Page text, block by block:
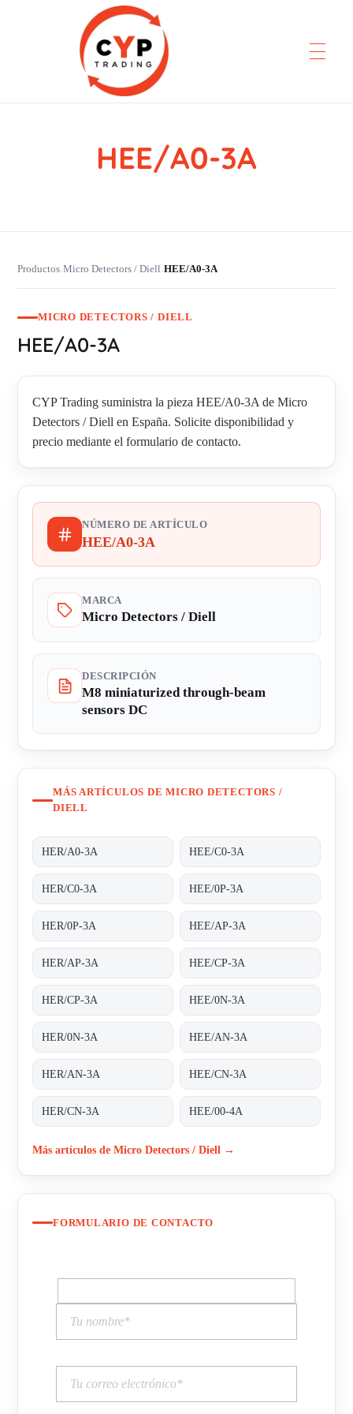
CYP Trading
HEE/A0-3A
Productos›Micro Detectors / Diell›HEE/A0-3A
MICRO DETECTORS / DIELL
HEE/A0-3A
CYP Trading suministra la pieza HEE/A0-3A de Micro
Detectors / Diell en España. Solicite disponibilidad y
precio mediante el formulario de contacto.
NÚMERO DE ARTÍCULO
HEE/A0-3A
MARCA
Micro Detectors / Diell
DESCRIPCIÓN
M8 miniaturized through-beam
sensors DC
MÁS ARTÍCULOS DE MICRO DETECTORS /
DIELL
HER/A0-3A HEE/C0-3A
HER/C0-3A HEE/0P-3A
HER/0P-3A HEE/AP-3A
HER/AP-3A HEE/CP-3A
HER/CP-3A HEE/0N-3A
HER/0N-3A HEE/AN-3A
HER/AN-3A HEE/CN-3A
HER/CN-3A HEE/00-4A
Más artículos de Micro Detectors / Diell →
FORMULARIO DE CONTACTO